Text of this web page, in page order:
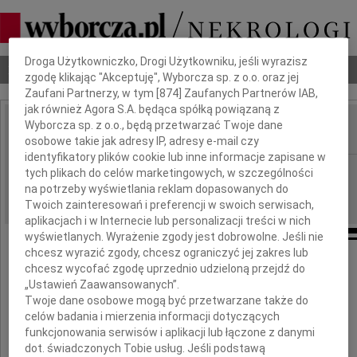
Nekrologi Odeszli Poradnik pogrzebowy
IMIĘ I NAZWISKO:
REGION: Szczecin
DATA EMISJI: 25.09.2009
Rok temu odszedł od nas na zawsze
dr hab. inż.
Dbamy o Twoją prywatność
Droga Użytkowniczko, Drogi Użytkowniku, jeśli wyrazisz
zgodę klikając "Akceptuję", Wyborcza sp. z o.o. oraz jej
Zaufani Partnerzy, w tym [874 ] Zaufanych Partnerów IAB,
jak również Agora S.A. będąca spółką powiązaną z
Wyborcza sp. z o.o., będą przetwarzać Twoje dane
osobowe takie jak adresy IP, adresy e-mail czy
identyfikatory plików cookie lub inne informacje zapisane w
tych plikach do celów marketingowych, w szczególności
na potrzeby wyświetlania reklam dopasowanych do
Twoich zainteresowań i preferencji w swoich serwisach,
aplikacjach i w Internecie lub personalizacji treści w nich
wyświetlanych. Wyrażenie zgody jest dobrowolne. Jeśli nie
chcesz wyrazić zgody, chcesz ograniczyć jej zakres lub
chcesz wycofać zgodę uprzednio udzieloną przejdź do
„Ustawień Zaawansowanych”.
Twoje dane osobowe mogą być przetwarzane także do
celów badania i mierzenia informacji dotyczących
funkcjonowania serwisów i aplikacji lub łączone z danymi
dot. świadczonych Tobie usług. Jeśli podstawą